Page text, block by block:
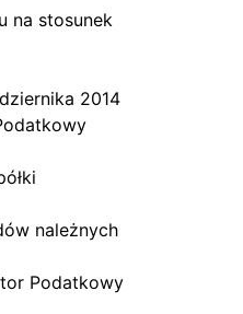
na stosunek
2014
należnych
Podatkowy